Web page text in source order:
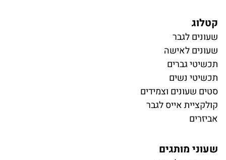
קטלוג
שעונים לגבר
שעונים לאישה
תכשיטי גברים
תכשיטי נשים
סטים שעונים וצמידים
קולקציית אייס לגבר
אביזרים
שעוני מותגים